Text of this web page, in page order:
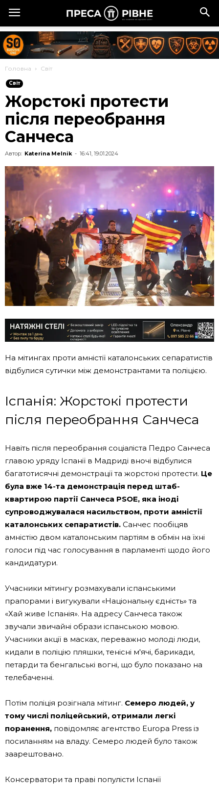
Головна Cвіт
Cвіт
Жорстокі протести
після переобрання
Санчеса
Автор: Katerina Melnik - 16:41, 19.01.2024
На мітингах проти амністії каталонських сепаратистів
відбулися сутички між демонстрантами та поліцією.
Іспанія: Жорстокі протести
після переобрання Санчеса
Навіть після переобрання соціаліста Педро Санчеса
главою уряду Іспанії в Мадриді вночі відбулися
багатотисячні демонстрації та жорстокі протести. Це
була вже 14-та демонстрація перед штаб-
квартирою партії Санчеса PSOE, яка іноді
супроводжувалася насильством, проти амністії
каталонських сепаратистів. Санчес пообіцяв
амністію двом каталонським партіям в обмін на їхні
голоси під час голосування в парламенті щодо його
кандидатури.
Учасники мітингу розмахували іспанськими
прапорами і вигукували «Національну єдність» та
«Хай живе Іспанія». На адресу Санчеса також
звучали звичайні образи іспанською мовою.
Учасники акції в масках, переважно молоді люди,
кидали в поліцію пляшки, тенісні м'ячі, барикади,
петарди та бенгальські вогні, що було показано на
телебаченні.
Потім поліція розігнала мітинг. Семеро людей, у
тому числі поліцейський, отримали легкі
поранення, повідомляє агентство Europa Press із
посиланням на владу. Семеро людей було також
заарештовано.
Консерватори та праві популісти Іспанії